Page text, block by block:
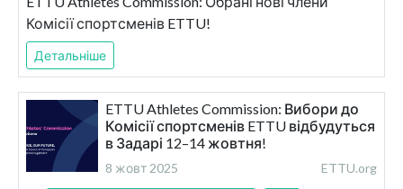
Комісії спортсменів ETTU!
Детальніше
ETTU Athletes Commission: Вибори до
Комісії спортсменів ETTU відбудуться
в Задарі 12–14 жовтня!
8 жовт 2025 ETTU.org